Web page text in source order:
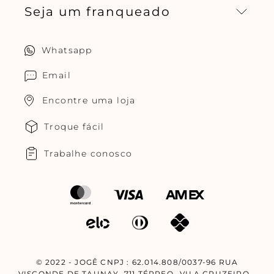
Central de relacionamento
Seja um franqueado
Whatsapp
Email
Encontre uma loja
Troque fácil
Trabalhe conosco
© 2022 - JOGÊ CNPJ : 62.014.808/0037-96 RUA